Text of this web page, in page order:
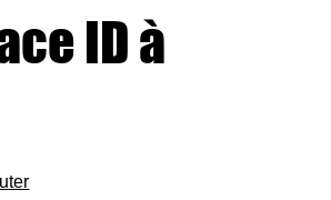
ID à